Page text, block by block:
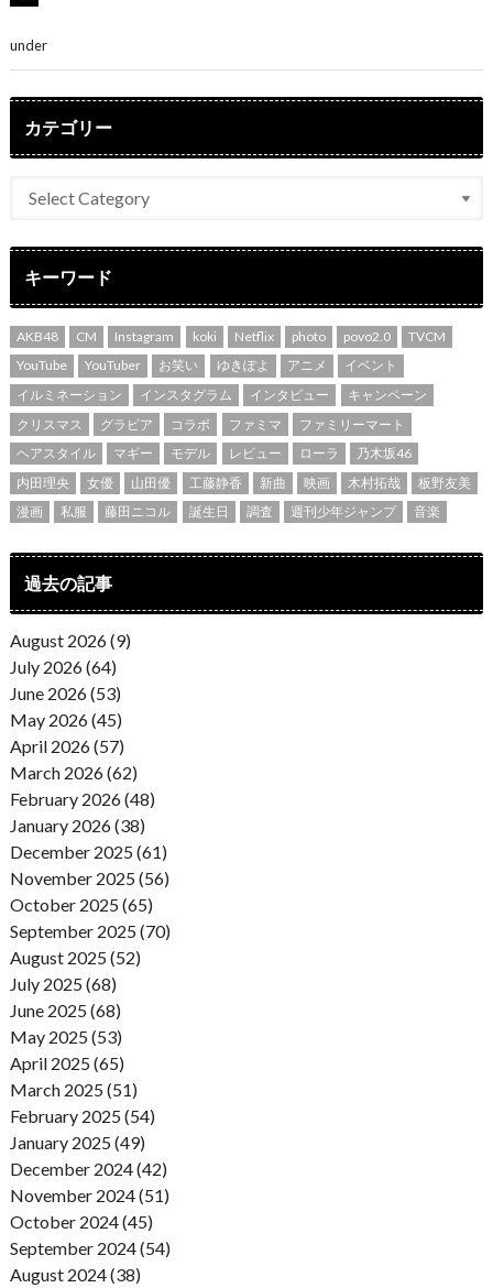
under
カテゴリー
キーワード
AKB48 CM Instagram koki Netflix photo povo2.0
TVCM
YouTube
YouTuber お笑い ゆきぽよ アニメ
イベント
イルミネーション
インスタグラム インタビュー
キャンペーン
クリスマス
グラビア コラボ ファミマ
ファミリーマート
ヘアスタイル
マギー モデル レビュー ローラ
乃木坂46
内田理央
女優 山田優 工藤静香 新曲 映画 木村拓哉
板野友美
漫画
私服 藤田ニコル 誕生日 調査 週刊少年ジャンプ 音楽
過去の記事
August 2026 (9)
July 2026 (64)
June 2026 (53)
May 2026 (45)
April 2026 (57)
March 2026 (62)
February 2026 (48)
January 2026 (38)
December 2025 (61)
November 2025 (56)
October 2025 (65)
September 2025 (70)
August 2025 (52)
July 2025 (68)
June 2025 (68)
May 2025 (53)
April 2025 (65)
March 2025 (51)
February 2025 (54)
January 2025 (49)
December 2024 (42)
November 2024 (51)
October 2024 (45)
September 2024 (54)
August 2024 (38)